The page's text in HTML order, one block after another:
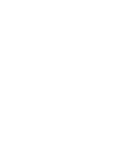
har lukket mellem